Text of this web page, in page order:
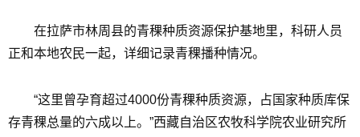
在拉萨市林周县的青稞种质资源保护基地里，科研人员
正和本地农民一起，详细记录青稞播种情况。
“这里曾孕育超过4000份青稞种质资源，占国家种质库保
存青稞总量的六成以上。”西藏自治区农牧科学院农业研究所